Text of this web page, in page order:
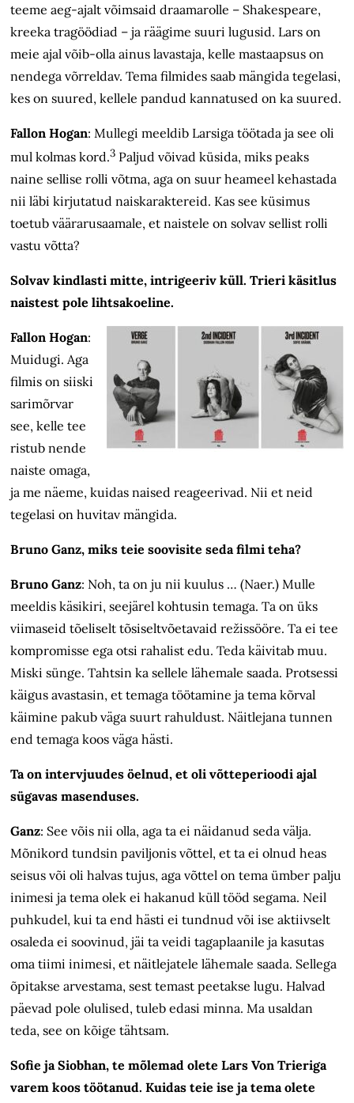
teeme aeg-ajalt võimsaid draamarolle – Shakespeare,
kreeka tragöödiad – ja räägime suuri lugusid. Lars on
meie ajal võib-olla ainus lavastaja, kelle mastaapsus on
nendega võrreldav. Tema filmides saab mängida tegelasi,
kes on suured, kellele pandud kannatused on ka suured.
Fallon Hogan: Mullegi meeldib Larsiga töötada ja see oli
mul kolmas kord.3 Paljud võivad küsida, miks peaks
naine sellise rolli võtma, aga on suur heameel kehastada
nii läbi kirjutatud naiskaraktereid. Kas see küsimus
toetub väär­arusaamale, et naistele on solvav sellist rolli
vastu võtta?
Solvav kindlasti mitte, intrigeeriv küll. Trieri käsitlus
naistest pole lihtsakoeline.
Fallon Hogan:
Muidugi. Aga
filmis on siiski
sarimõrvar
see, kelle tee
ristub nende
naiste omaga,
ja me näeme, kuidas naised reageerivad. Nii et neid
tegelasi on huvitav mängida.
Bruno Ganz, miks teie soovisite seda filmi teha?
Bruno Ganz: Noh, ta on ju nii kuulus … (Naer.) Mulle
meeldis käsikiri, seejärel kohtusin temaga. Ta on üks
viimaseid tõeliselt tõsiseltvõetavaid režissööre. Ta ei tee
kompromisse ega otsi rahalist edu. Teda käivitab muu.
Miski sünge. Tahtsin ka sellele lähemale saada. Protsessi
käigus avastasin, et temaga töötamine ja tema kõrval
käimine pakub väga suurt rahuldust. Näitlejana tunnen
end temaga koos väga hästi.
Ta on intervjuudes öelnud, et oli võtteperioodi ajal
sügavas masenduses.
Ganz: See võis nii olla, aga ta ei näidanud seda välja.
Mõnikord tundsin paviljonis võttel, et ta ei olnud heas
seisus või oli halvas tujus, aga võttel on tema ümber palju
inimesi ja tema olek ei hakanud küll tööd segama. Neil
puhkudel, kui ta end hästi ei tundnud või ise aktiivselt
osaleda ei soovinud, jäi ta veidi tagaplaanile ja kasutas
oma tiimi inimesi, et näitlejatele lähemale saada. Sellega
õpitakse arvestama, sest temast peetakse lugu. Halvad
päevad pole olulised, tuleb edasi minna. Ma usaldan
teda, see on kõige tähtsam.
Sofie ja Siobhan, te mõlemad olete Lars Von Trieriga
varem koos töötanud. Kuidas teie ise ja tema olete